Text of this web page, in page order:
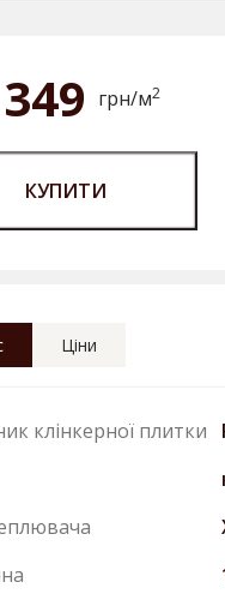
грн/м2
КУПИТИ
Ціни
клінкерної плитки